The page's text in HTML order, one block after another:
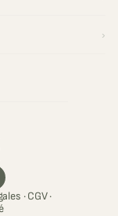
·CGV·